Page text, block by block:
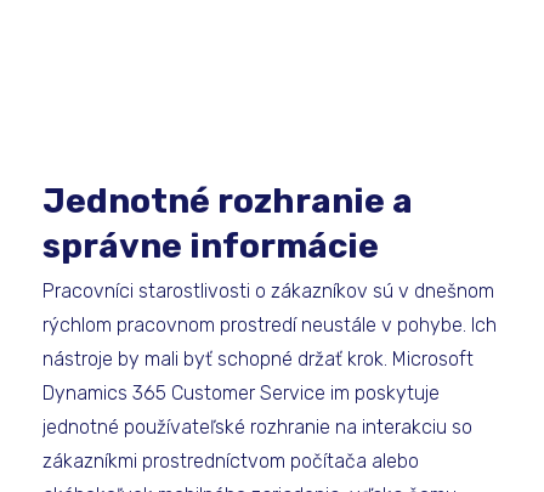
Jednotné rozhranie a
správne informácie
Pracovníci starostlivosti o zákazníkov sú v dnešnom
rýchlom pracovnom prostredí neustále v pohybe. Ich
nástroje by mali byť schopné držať krok. Microsoft
Dynamics 365 Customer Service im poskytuje
jednotné používateľské rozhranie na interakciu so
zákazníkmi prostredníctvom počítača alebo